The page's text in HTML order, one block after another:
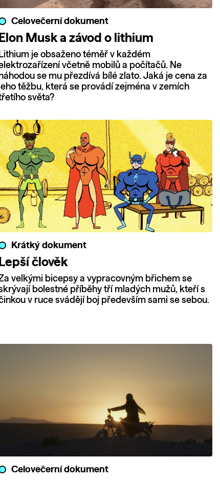
Celovečerní dokument
Elon Musk a závod o lithium
Lithium je obsaženo téměř v každém
včetně mobilů a počítačů. Ne
se mu přezdívá bílé zlato. Jaká je cena za
těžbu, která se provádí zejména v zemích
světa?
Krátký dokument
Lepší člověk
velkými bicepsy a vypracovným břichem se
bolestné příběhy tří mladých mužů, kteří s
v ruce svádějí boj především sami se sebou.
Celovečerní dokument